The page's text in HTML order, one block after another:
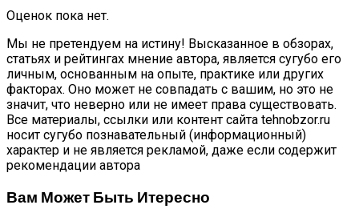
Оценок пока нет.
Мы не претендуем на истину! Высказанное в обзорах,
статьях и рейтингах мнение автора, является сугубо его
личным, основанным на опыте, практике или других
факторах. Оно может не совпадать с вашим, но это не
значит, что неверно или не имеет права существовать.
Все материалы, ссылки или контент сайта tehnobzor.ru
носит сугубо познавательный (информационный)
характер и не является рекламой, даже если содержит
рекомендации автора
Вам Может Быть Итересно